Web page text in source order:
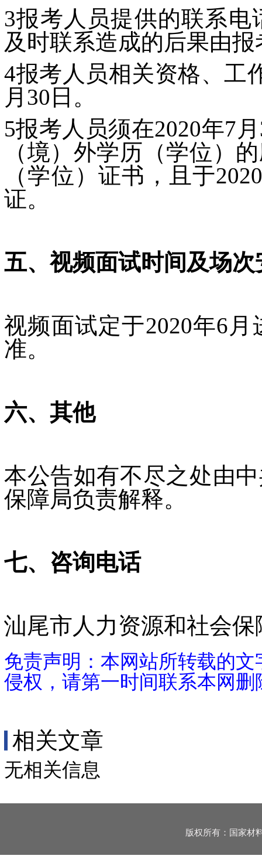
3报考人员提供的联系
及时联系造成的后果由
4报考人员相关资格、工
月30日。
5报考人员须在2020年7
（境）外学历（学位）
（学位）证书，且于
证。
五、视频面试时间及场次
视频面试定于2020年6
准。
六、其他
本公告如有不尽之处由
保障局负责解释。
七、咨询电话
汕尾市人力资源和社会保
免责声明：本网站所转载的
侵权，请第一时间联系本网删
相关文章
无相关信息
版权所有：国家材